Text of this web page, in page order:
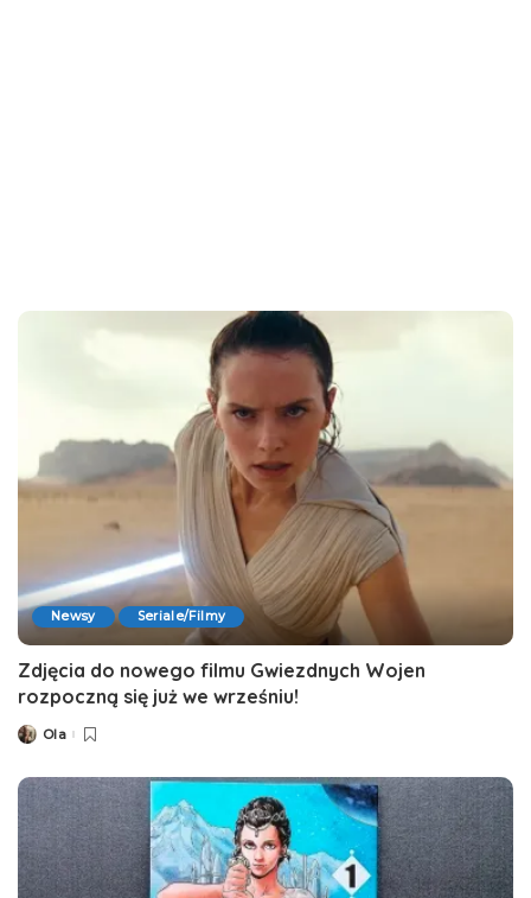
Newsy Seriale/Filmy
Zdjęcia do nowego filmu Gwiezdnych Wojen
rozpoczną się już we wrześniu!
Posted
Ola